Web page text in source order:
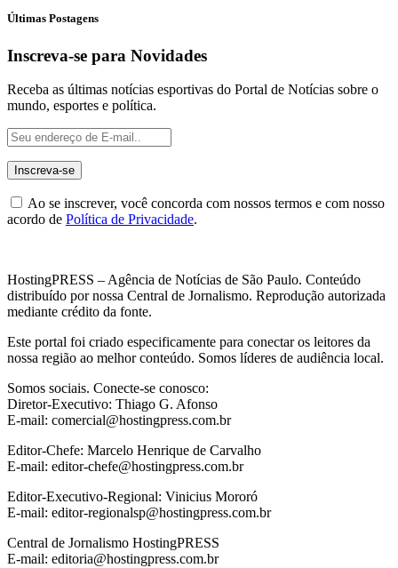
Últimas Postagens
Inscreva-se para Novidades
Receba as últimas notícias esportivas do Portal de Notícias sobre o
mundo, esportes e política.
Ao se inscrever, você concorda com nossos termos e com nosso
acordo de Política de Privacidade.
HostingPRESS – Agência de Notícias de São Paulo. Conteúdo
distribuído por nossa Central de Jornalismo. Reprodução autorizada
mediante crédito da fonte.
Este portal foi criado especificamente para conectar os leitores da
nossa região ao melhor conteúdo. Somos líderes de audiência local.
Somos sociais. Conecte-se conosco:
Diretor-Executivo: Thiago G. Afonso
E-mail: comercial@hostingpress.com.br
Editor-Chefe: Marcelo Henrique de Carvalho
E-mail: editor-chefe@hostingpress.com.br
Editor-Executivo-Regional: Vinicius Mororó
E-mail: editor-regionalsp@hostingpress.com.br
Central de Jornalismo HostingPRESS
E-mail: editoria@hostingpress.com.br